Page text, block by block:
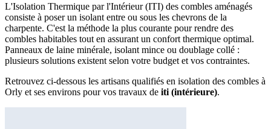
L'Isolation Thermique par l'Intérieur (ITI) des combles aménagés
consiste à poser un isolant entre ou sous les chevrons de la
charpente. C'est la méthode la plus courante pour rendre des
combles habitables tout en assurant un confort thermique optimal.
Panneaux de laine minérale, isolant mince ou doublage collé :
plusieurs solutions existent selon votre budget et vos contraintes.
Retrouvez ci-dessous les artisans qualifiés en isolation des combles à
Orly et ses environs pour vos travaux de iti (intérieure).